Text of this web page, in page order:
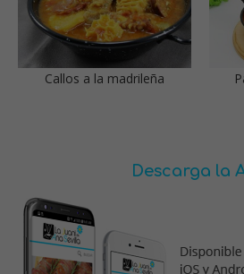
Callos a la madrileña
Descarga la